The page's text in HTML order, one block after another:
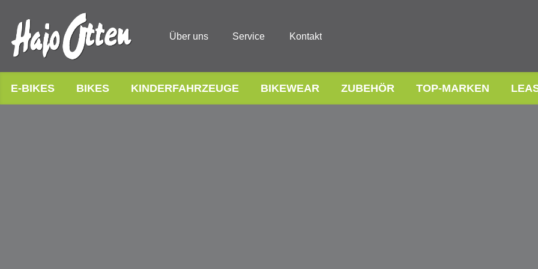
Über uns Service Kontakt
E-BIKES BIKES KINDERFAHRZEUGE BIKEWEAR ZUBEHÖR TOP-MARKEN